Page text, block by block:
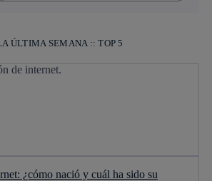
ÚLTIMA SEMANA :: TOP 5
¿cómo nació y cuál ha sido su